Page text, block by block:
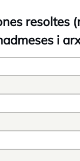
resoltes
i